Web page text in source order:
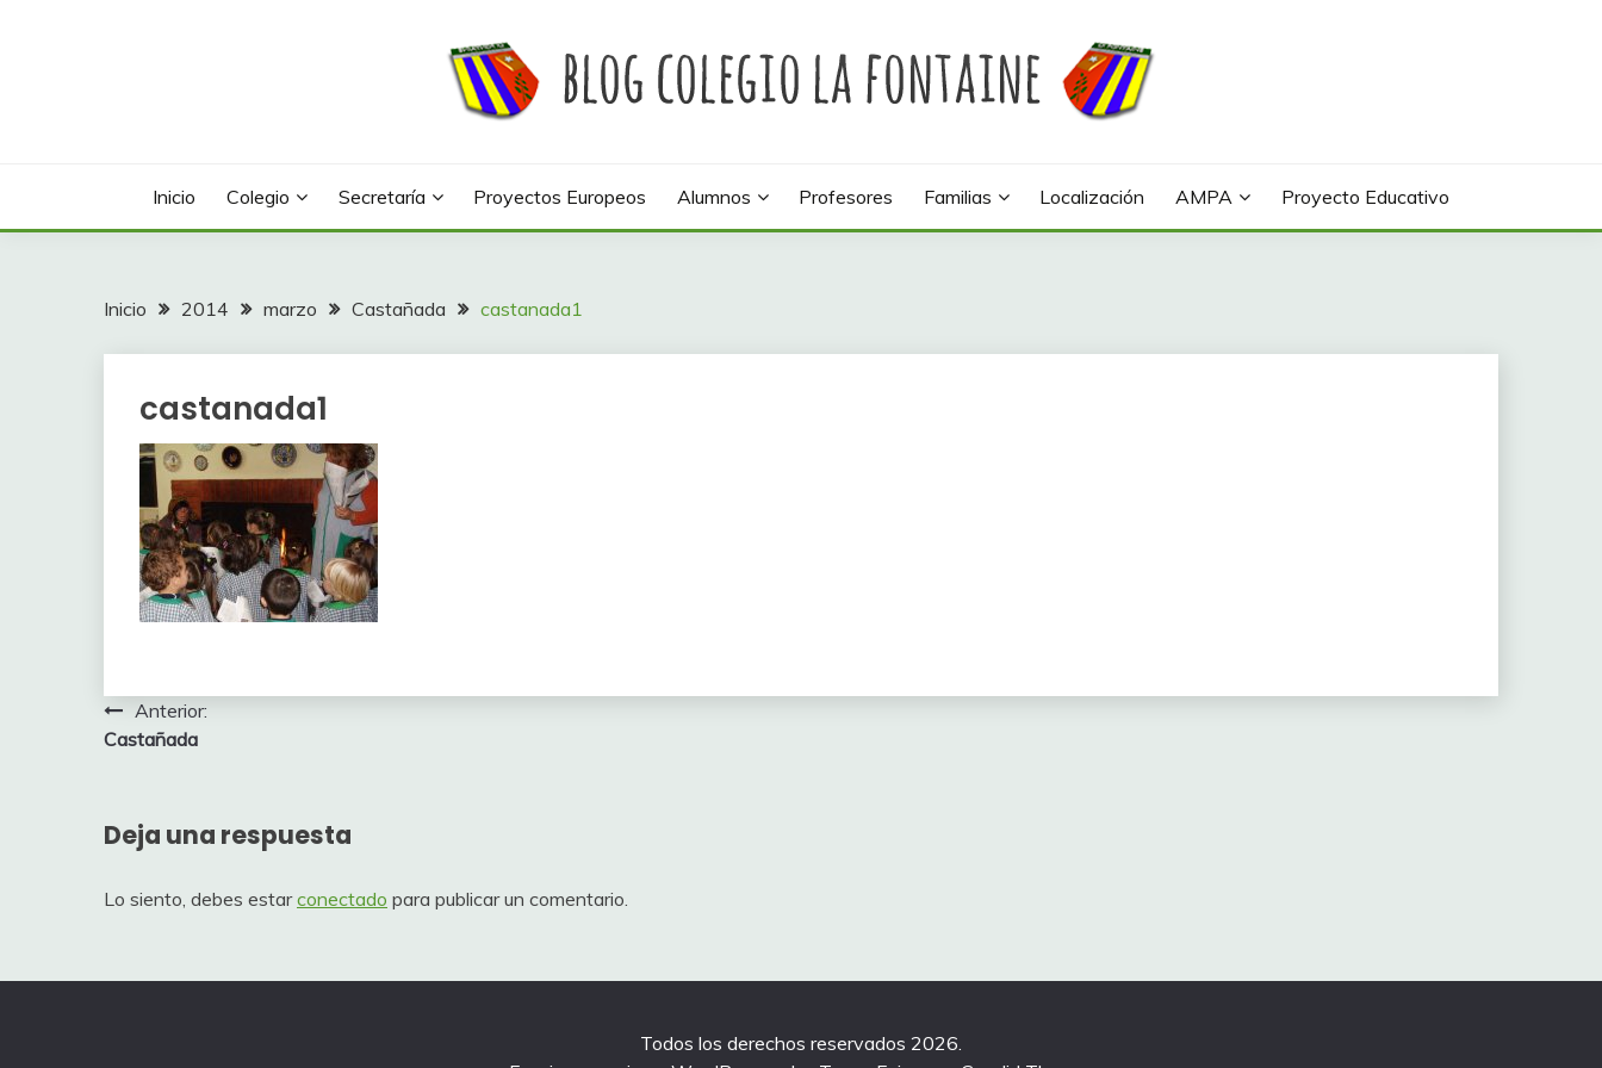
Inicio Colegio Secretaría Proyectos Europeos Alumnos Profesores Familias Localización AMPA Proyecto Educativo
Inicio 2014 marzo Castañada castanada1
castanada1
Navegación
de
Anterior:
Castañada
Deja una respuesta
Lo siento, debes estarconectado para publicar un comentario.
Todos los derechos reservados 2026.